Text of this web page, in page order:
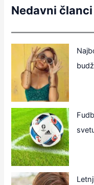
Nedavni članci